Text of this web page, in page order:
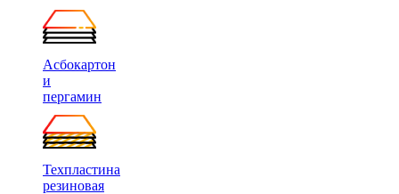
Асбокартон
и
пергамин
Техпластина
резиновая